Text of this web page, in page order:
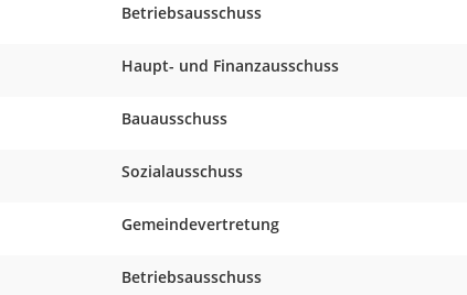
Betriebsausschuss
Haupt- und Finanzausschuss
Bauausschuss
Sozialausschuss
Gemeindevertretung
Betriebsausschuss